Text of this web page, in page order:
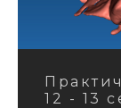
12 - 13